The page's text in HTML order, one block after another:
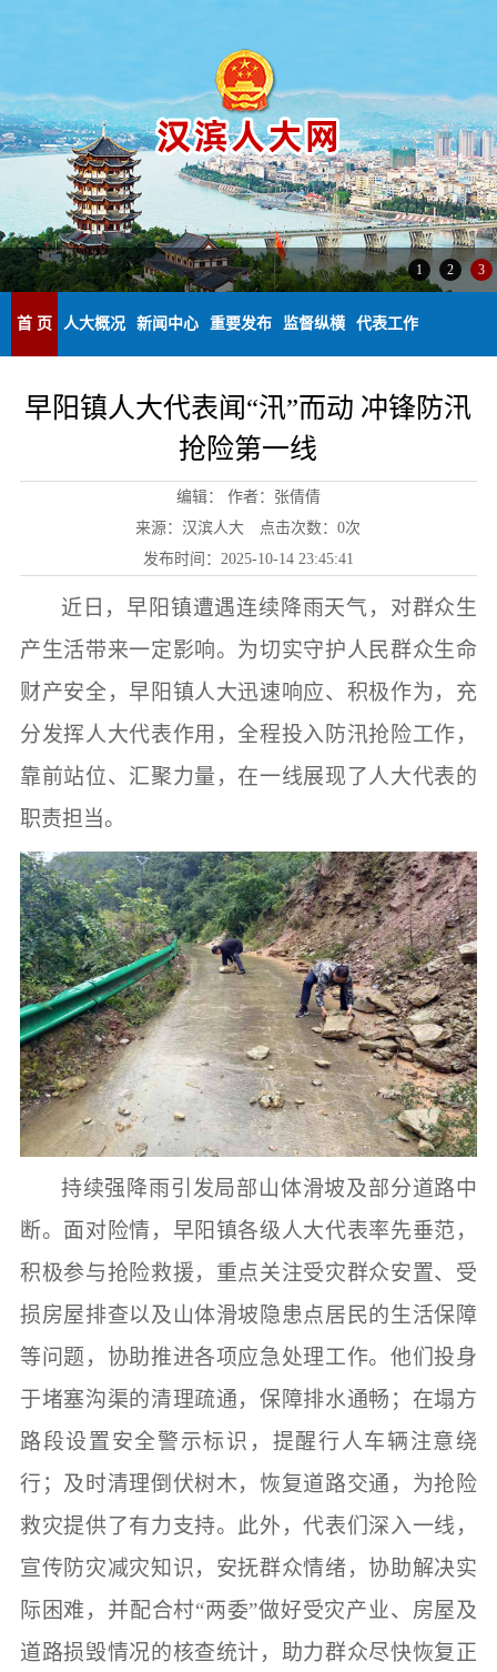
1 2 3
首 页 人大概况 新闻中心 重要发布 监督纵横 代表工作
早阳镇人大代表闻“汛”而动 冲锋防汛
抢险第一线
编辑：
作者：张倩倩
来源：汉滨人大
点击次数：0次
发布时间：2025-10-14 23:45:41
近日，早阳镇遭遇连续 降雨天气，对群众生
产生活带来一定影响。为切实守护人民群众生命
财产安全，早阳镇人大迅速响应、积极作为，充
分发挥人大代表作用，全程投入防汛抢险工作，
靠前站位、汇聚力量，在一线展现了人大代表的
职责担当。
持续强降雨引发局部山体滑坡及部分道路中
断。面对险情，早阳镇各级人大代表率先垂范，
积极参与抢险救援，重点关注受灾群众安置、受
损房屋排查以及山体滑坡隐患点居民的生活保障
等问题，协助推进各项应急处理工作。他们投身
于堵塞沟渠的清理疏通，保障排水通畅；在塌方
路段设置安全警示标识，提醒行人车辆注意绕
行；及时清理倒伏树木，恢复道路交通，为抢险
救灾提供了有力支持。此外，代表们深入一线，
宣传防灾减灾知识，安抚群众情绪，协助解决实
际困难，并配合村“两委”做好受灾产业、房屋及
道路损毁情况的核查统计，助力群众尽快恢复正